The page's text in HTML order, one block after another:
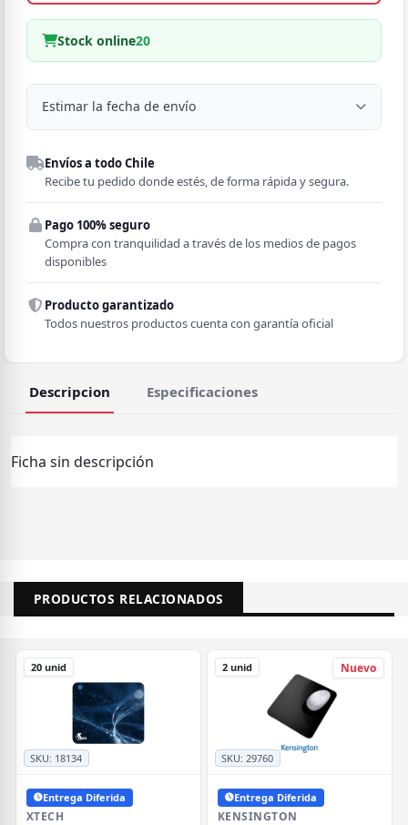
Stock online20
Estimar la fecha de envío
Despacho a domicilio
Región
Comuna
Envíos a todo Chile
Recibe tu pedido donde estés, de forma rápida y segura.
Pago 100% seguro
Compra con tranquilidad a través de los medios de pagos
disponibles
Producto garantizado
Todos nuestros productos cuenta con garantía oficial
Descripcion Especificaciones
Ficha sin descripción
PRODUCTOS RELACIONADOS
SKU: 18134
20 unid
Entrega Diferida
XTECH
Nuevo
SKU:29760
2 unid
Entrega Diferida
KENSINGTON